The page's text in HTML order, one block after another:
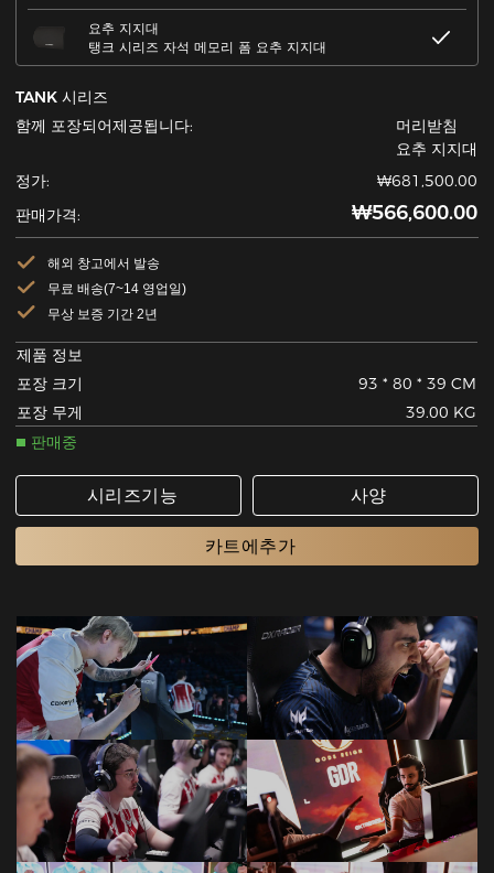
요추 지지대
탱크 시리즈 자석 메모리 폼 요추 지지대
TANK 시리즈
함께 포장되어제공됩니다:
머리받침
요추 지지대
정가:
₩681,500.00
판매가격:
₩566,600.00
해외 창고에서 발송
무료 배송(7~14 영업일)
무상 보증 기간 2년
제품 정보
포장 크기
93 * 80 * 39 CM
포장 무게
39.00 KG
판매중
시리즈기능 사양
카트에추가